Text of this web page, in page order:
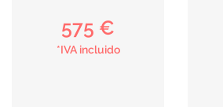
575 €
*IVA incluido